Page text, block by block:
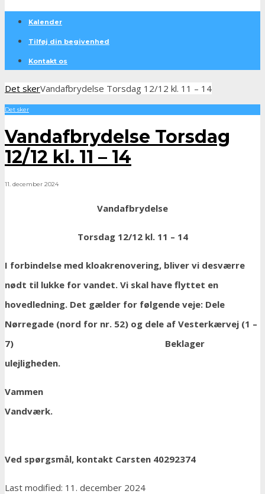
Kalender
Tilføj din begivenhed
Kontakt os
Det skerVandafbrydelse Torsdag 12/12 kl. 11 – 14
Det sker
Vandafbrydelse Torsdag
12/12 kl. 11 – 14
11. december 2024
Vandafbrydelse
Torsdag 12/12 kl. 11 – 14
I forbindelse med kloakrenovering, bliver vi desværre
nødt til lukke for vandet. Vi skal have flyttet en
hovedledning. Det gælder for følgende veje: Dele
Nørregade (nord for nr. 52) og dele af Vesterkærvej (1 –
7) Beklager
ulejligheden.
Vammen
Vandværk.
Ved spørgsmål, kontakt Carsten 40292374
Last modified: 11. december 2024